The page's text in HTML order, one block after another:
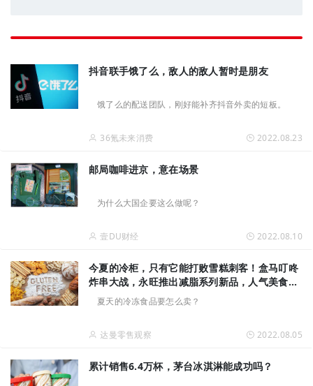
抖音联手饿了么，敌人的敌人暂时是朋友
饿了么的配送团队，刚好能补齐抖音外卖的短板。
36氪未来消费 2022.08.23
邮局咖啡进京，意在场景
为什么大国企要这么做呢？
壹DU财经 2022.08.10
今夏的冷柜，只有它能打败雪糕刺客！盒马叮咚
炸串大战，永旺推出减脂系列新品，人气美食超
市升级经典配方…|零售动态
夏天的冷冻食品要怎么卖？
达曼零售观察 2022.08.05
累计销售6.4万杯，茅台冰淇淋能成功吗？